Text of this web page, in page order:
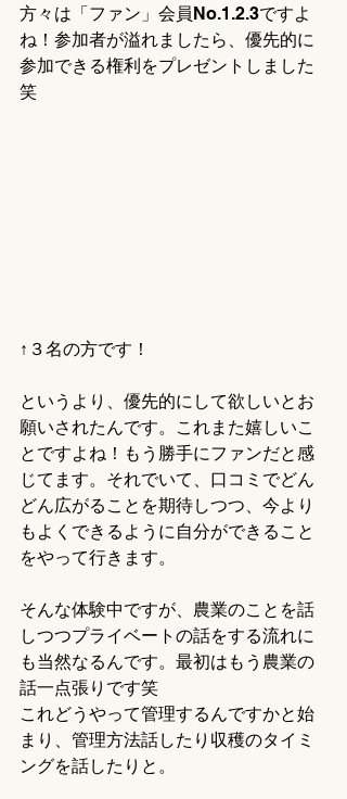
方々は「ファン」会員No.1.2.3ですよ
ね！参加者が溢れましたら、優先的に
参加できる権利をプレゼントしました
笑
↑３名の方です！
というより、優先的にして欲しいとお
願いされたんです。これまた嬉しいこ
とですよね！もう勝手にファンだと感
じてます。それでいて、口コミでどん
どん広がることを期待しつつ、今より
もよくできるように自分ができること
をやって行きます。
そんな体験中ですが、農業のことを話
しつつプライベートの話をする流れに
も当然なるんです。最初はもう農業の
話一点張りです笑
これどうやって管理するんですかと始
まり、管理方法話したり収穫のタイミ
ングを話したりと。